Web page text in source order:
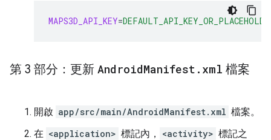
MAPS3D_API_KEY=
第 3 部分：更新 AndroidManifest . xml 檔案
開啟 app/src/main/AndroidManifest.xml 檔案。
在 <application> 標記內， <activity> 標記之